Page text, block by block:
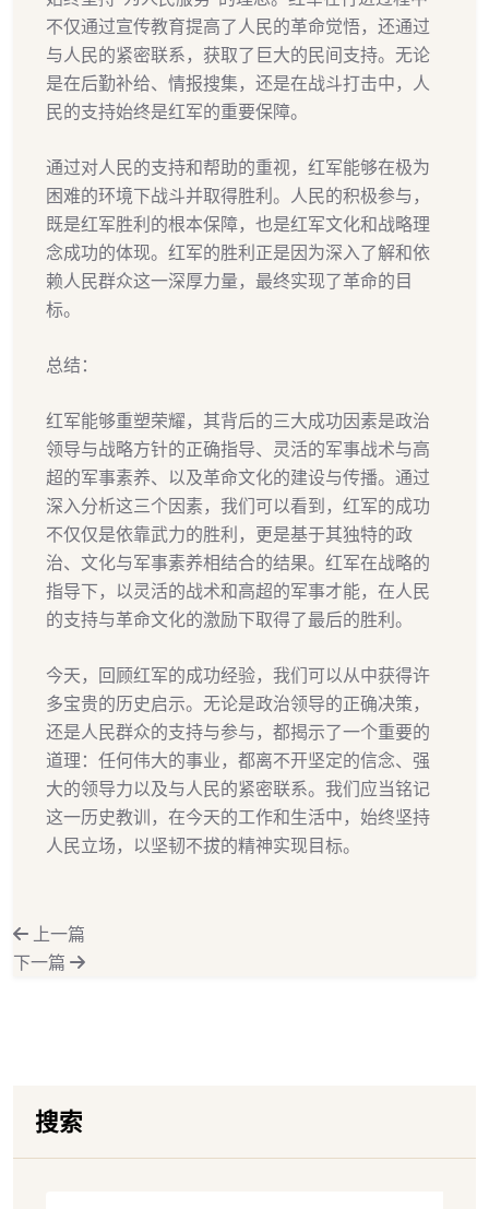
不仅通过宣传教育提高了人民的革命觉悟，还通过
与人民的紧密联系，获取了巨大的民间支持。无论
是在后勤补给、情报搜集，还是在战斗打击中，人
民的支持始终是红军的重要保障。
通过对人民的支持和帮助的重视，红军能够在极为
困难的环境下战斗并取得胜利。人民的积极参与，
既是红军胜利的根本保障，也是红军文化和战略理
念成功的体现。红军的胜利正是因为深入了解和依
赖人民群众这一深厚力量，最终实现了革命的目
标。
总结：
红军能够重塑荣耀，其背后的三大成功因素是政治
领导与战略方针的正确指导、灵活的军事战术与高
超的军事素养、以及革命文化的建设与传播。通过
深入分析这三个因素，我们可以看到，红军的成功
不仅仅是依靠武力的胜利，更是基于其独特的政
治、文化与军事素养相结合的结果。红军在战略的
指导下，以灵活的战术和高超的军事才能，在人民
的支持与革命文化的激励下取得了最后的胜利。
今天，回顾红军的成功经验，我们可以从中获得许
多宝贵的历史启示。无论是政治领导的正确决策，
还是人民群众的支持与参与，都揭示了一个重要的
道理：任何伟大的事业，都离不开坚定的信念、强
大的领导力以及与人民的紧密联系。我们应当铭记
这一历史教训，在今天的工作和生活中，始终坚持
人民立场，以坚韧不拔的精神实现目标。
上一篇
下一篇
搜索